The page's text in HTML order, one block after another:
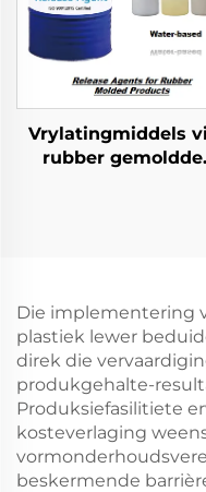
Vrylatingmiddels
rubber gemoldde
Die implementering
plastiek lewer
direk die
produkgehalte-
Produksiefasilitiete
kosteverlaging
beskermende